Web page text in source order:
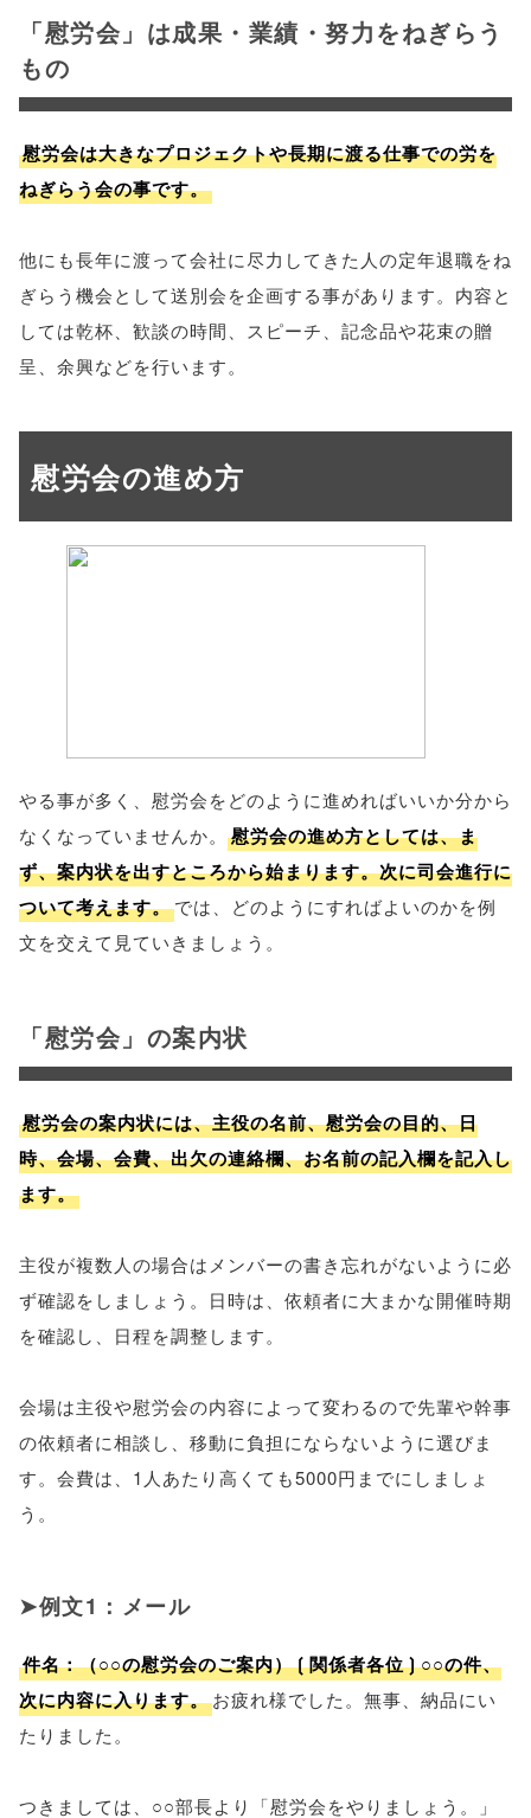
「慰労会」は成果・業績・努力をねぎらう
もの
慰労会は大きなプロジェクトや長期に渡る仕事での労を
ねぎらう会の事です。
他にも長年に渡って会社に尽力してきた人の定年退職をね
ぎらう機会として送別会を企画する事があります。内容と
しては乾杯、歓談の時間、スピーチ、記念品や花束の贈
呈、余興などを行います。
慰労会の進め方
やる事が多く、慰労会をどのように進めればいいか分から
なくなっていませんか。
慰労会の進め方としては、ま
ず、案内状を出すところから始まります。次に司会進行に
ついて考えます。では、どのようにすればよいのかを例
文を交えて見ていきましょう。
「慰労会」の案内状
慰労会の案内状には、主役の名前、慰労会の目的、日
時、会場、会費、出欠の連絡欄、お名前の記入欄を記入し
ます。
主役が複数人の場合はメンバーの書き忘れがないように必
ず確認をしましょう。日時は、依頼者に大まかな開催時期
を確認し、日程を調整します。
会場は主役や慰労会の内容によって変わるので先輩や幹事
の依頼者に相談し、移動に負担にならないように選びま
す。会費は、1人あたり高くても5000円までにしましょ
う。
例文1：メール
件名：（○○の慰労会のご案内）❲関係者各位❳○○の件、
次に内容に入ります。お疲れ様でした。無事、納品にい
たりました。
つきましては、○○部長より「慰労会をやりましょう。」